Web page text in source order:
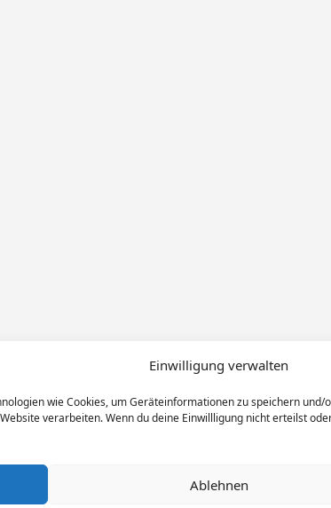
Einwilligung verwalten
wie Cookies, um Geräteinformationen zu speichern
verarbeiten. Wenn du deine Einwillligung nicht erteilst
Ablehnen